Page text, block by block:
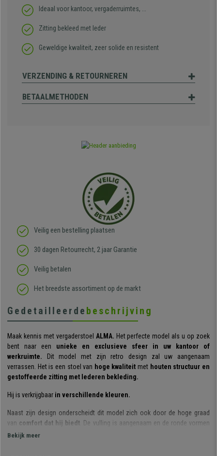
Ideaal voor kantoor, vergaderruimtes, ...
Zitting bekleed met leder
Geweldige kwaliteit, zeer solide en resistent
VERZENDING & RETOURNEREN
BETAALMETHODEN
Veilig een bestelling plaatsen
30 dagen Retourrecht, 2 jaar Garantie
Veilig betalen
Het breedste assortiment op de markt
Gedetailleerde beschrijving
Maak kennis met vergaderstoel ALMA. Het perfecte model als u op zoek
bent naar een unieke en exclusieve sfeer in uw kantoor of
werkruimte. Dit model met zijn retro design zal uw aangenaam
verrassen. Het is een stoel van hoge kwaliteit met houten structuur en
gestoffeerde zitting met lederen bekleding.
Hij is verkrijgbaar in verschillende kleuren.
Naast zijn design onderscheidt dit model zich ook door de hoge graad
van comfort dat hij biedt . De vulling is aangenaam en de ronde vormen
zijn een plezier om naar te kijken.
Bekijk meer